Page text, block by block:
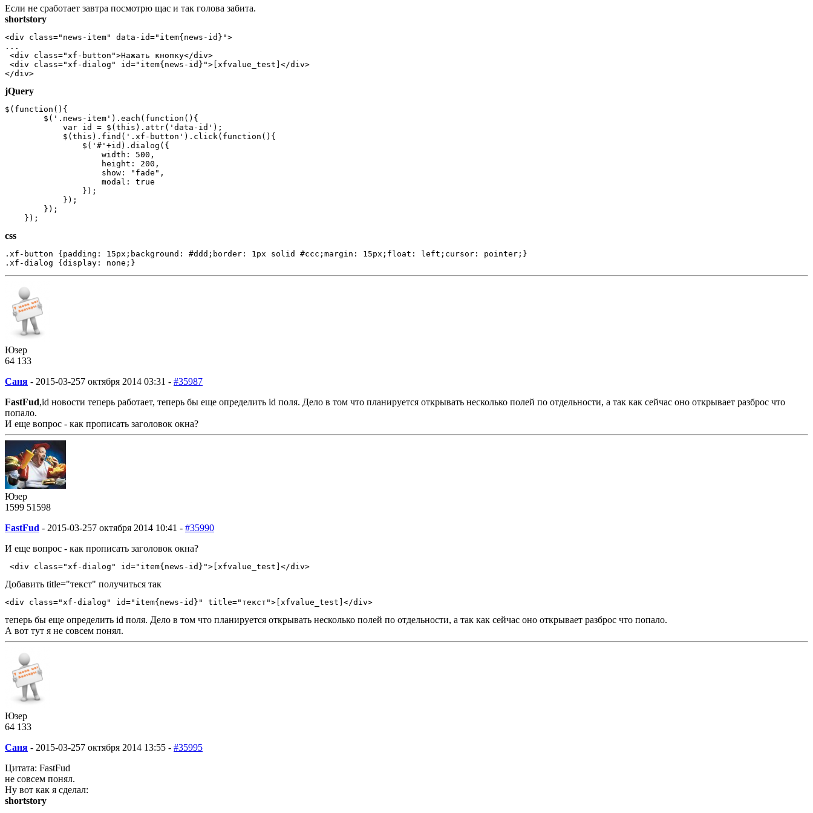
Если не сработает завтра посмотрю щас и так голова забита.
shortstory
<div class="news-item" data-id="item{news-id}">
...
<div class="xf-button">Нажать кнопку</div>
<div class="xf-dialog" id="item{news-id}">[xfvalue_test]</div>
</div>
jQuery
$(function(){
$('.news-item').each(function(){
var id = $(this).attr('data-id');
$(this).find('.xf-button').click(function(){
$('#'+id).dialog({
width: 500,
height: 200,
show: "fade",
modal: true
});
});
});
});
css
.xf-button {padding: 15px;background: #ddd;border: 1px solid #ccc;margin: 15px;float: left;cursor: pointer;}
.xf-dialog {display: none;}
Юзер
64 133
Саня - 2015-03-257 октября 2014 03:31 - #35987
FastFud,id новости теперь работает, теперь бы еще определить id поля. Дело в том что планируется открывать несколько полей по отдельности, а так как сейчас оно открывает разброс что
попало.
И еще вопрос - как прописать заголовок окна?
Юзер
1599 51 598
FastFud - 2015-03-257 октября 2014 10:41 - #35990
И еще вопрос - как прописать заголовок окна?
<div class="xf-dialog" id="item{news-id}">[xfvalue_test]</div>
Добавить title="текст" получиться так
<div class="xf-dialog" id="item{news-id}" title="текст">[xfvalue_test]</div>
теперь бы еще определить id поля. Дело в том что планируется открывать несколько полей по отдельности, а так как сейчас оно открывает разброс что попало.
А вот тут я не совсем понял.
Юзер
64 133
Саня - 2015-03-257 октября 2014 13:55 - #35995
Цитата: FastFud
не совсем понял.
Ну вот как я сделал:
shortstory